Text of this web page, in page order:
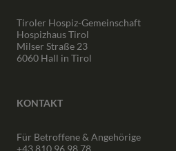
Tiroler Hospiz-Gemeinschaft
Hospizhaus Tirol
Milser Straße 23
6060 Hall in Tirol
KONTAKT
Für Betroffene & Angehörige
+43 810 96 98 78